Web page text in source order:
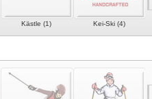
Kästle (1) Kei-Ski (4)